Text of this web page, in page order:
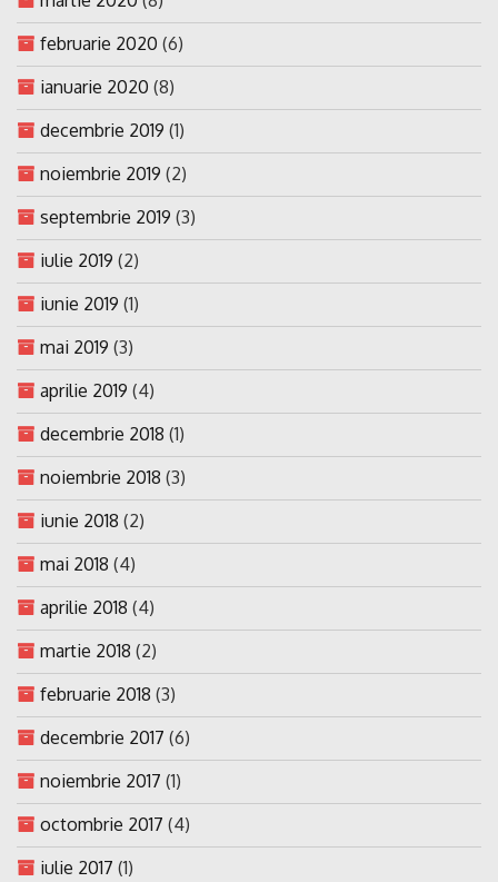
februarie 2020 (6)
ianuarie 2020 (8)
decembrie 2019 (1)
noiembrie 2019 (2)
septembrie 2019 (3)
iulie 2019 (2)
iunie 2019 (1)
mai 2019 (3)
aprilie 2019 (4)
decembrie 2018 (1)
noiembrie 2018 (3)
iunie 2018 (2)
mai 2018 (4)
aprilie 2018 (4)
martie 2018 (2)
februarie 2018 (3)
decembrie 2017 (6)
noiembrie 2017 (1)
octombrie 2017 (4)
iulie 2017 (1)